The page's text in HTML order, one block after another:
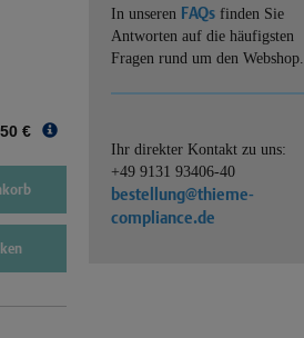
€
In unseren FAQs finden Sie
Antworten auf die häufigsten
Fragen rund um den Webshop.
Ihr direkter Kontakt zu uns:
+49 9131 93406-40
bestellung@thieme-
compliance.de